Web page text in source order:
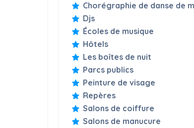
Chorégraphie de danse de
Djs
Écoles de musique
Hôtels
Les boîtes de nuit
Parcs publics
Peinture de visage
Repères
Salons de coiffure
Salons de manucure